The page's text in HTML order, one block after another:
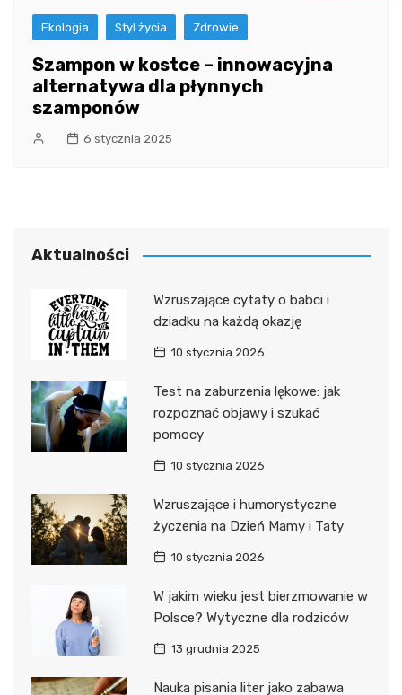
Ekologia Styl życia Zdrowie
Szampon w kostce – innowacyjna
alternatywa dla płynnych
szamponów
6 stycznia 2025
Aktualności
Wzruszające cytaty o babci i
dziadku na każdą okazję
10 stycznia 2026
Test na zaburzenia lękowe: jak
rozpoznać objawy i szukać
pomocy
10 stycznia 2026
Wzruszające i humorystyczne
życzenia na Dzień Mamy i Taty
10 stycznia 2026
W jakim wieku jest bierzmowanie w
Polsce? Wytyczne dla rodziców
13 grudnia 2025
Nauka pisania liter jako zabawa